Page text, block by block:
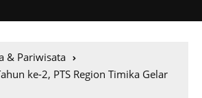
& Pariwisata
ke-2, PTS Region Timika Gelar